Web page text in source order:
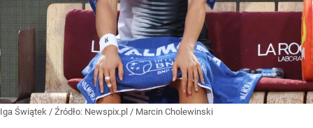
Iga Świątek / Źródło: Newspix.pl / Marcin Cholewinski